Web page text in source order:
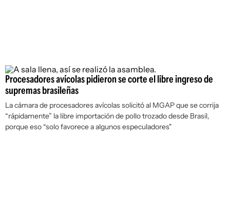
Procesadores avícolas pidieron se corte el libre ingreso de
supremas brasileñas
La cámara de procesadores avícolas solicitó al MGAP que se corrija
“rápidamente” la libre importación de pollo trozado desde Brasil,
porque eso “solo favorece a algunos especuladores"